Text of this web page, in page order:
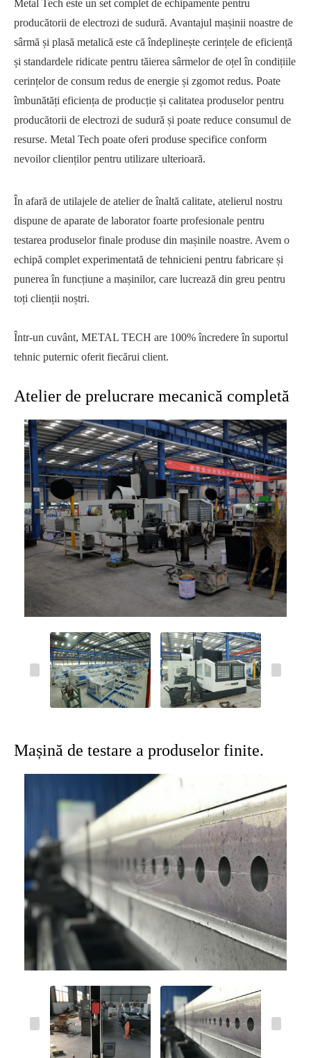
Metal Tech este un set complet de echipamente pentru
producătorii de electrozi de sudură. Avantajul mașinii noastre de
sârmă și plasă metalică este că îndeplinește cerințele de eficiență
și standardele ridicate pentru tăierea sârmelor de oțel în condițiile
cerințelor de consum redus de energie și zgomot redus. Poate
îmbunătăți eficiența de producție și calitatea produselor pentru
producătorii de electrozi de sudură și poate reduce consumul de
resurse. Metal Tech poate oferi produse specifice conform
nevoilor clienților pentru utilizare ulterioară.
În afară de utilajele de atelier de înaltă calitate, atelierul nostru
dispune de aparate de laborator foarte profesionale pentru
testarea produselor finale produse din mașinile noastre. Avem o
echipă complet experimentată de tehnicieni pentru fabricare și
punerea în funcțiune a mașinilor, care lucrează din greu pentru
toți clienții noștri.
Într-un cuvânt, METAL TECH are 100% încredere în suportul
tehnic puternic oferit fiecărui client.
Atelier de prelucrare mecanică completă
Mașină de testare a produselor finite.